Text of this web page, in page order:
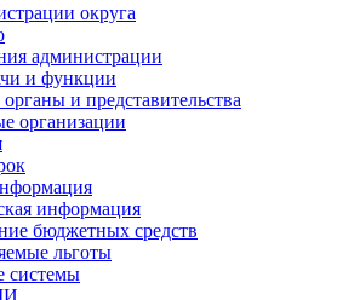
округа
администрации
и функции
и представительства
организации
информация
бюджетных средств
льготы
системы